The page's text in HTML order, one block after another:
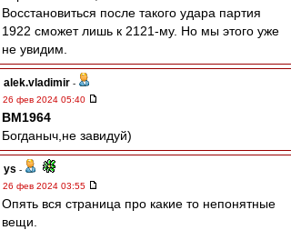
Восстановиться после такого удара партия
1922 сможет лишь к 2121-му. Но мы этого уже
не увидим.
alek.vladimir -
26 фев 2024 05:40
BM1964
Богданыч,не завидуй)
ys -
26 фев 2024 03:55
Опять вся страница про какие то непонятные
вещи.